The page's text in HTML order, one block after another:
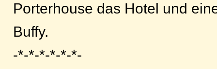
Porterhouse das Hotel und
Buffy.
-*-*-*-*-*-*-